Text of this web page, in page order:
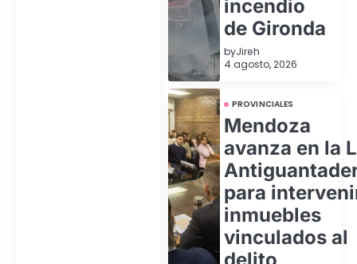
incendio
de Gironda
byJireh
4 agosto, 2026
PROVINCIALES
Mendoza
avanza en la
para
inmuebles
vinculados al